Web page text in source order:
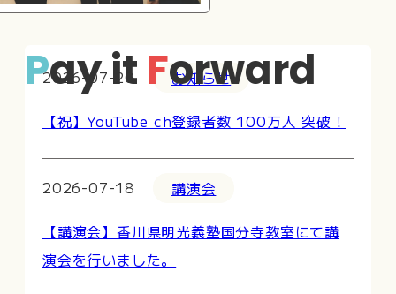
Pay it Forward
2026-07-20 お知らせ
【祝】YouTube ch登録者数 100万人 突破！
2026-07-18 講演会
【講演会】香川県明光義塾国分寺教室にて講
演会を行いました。